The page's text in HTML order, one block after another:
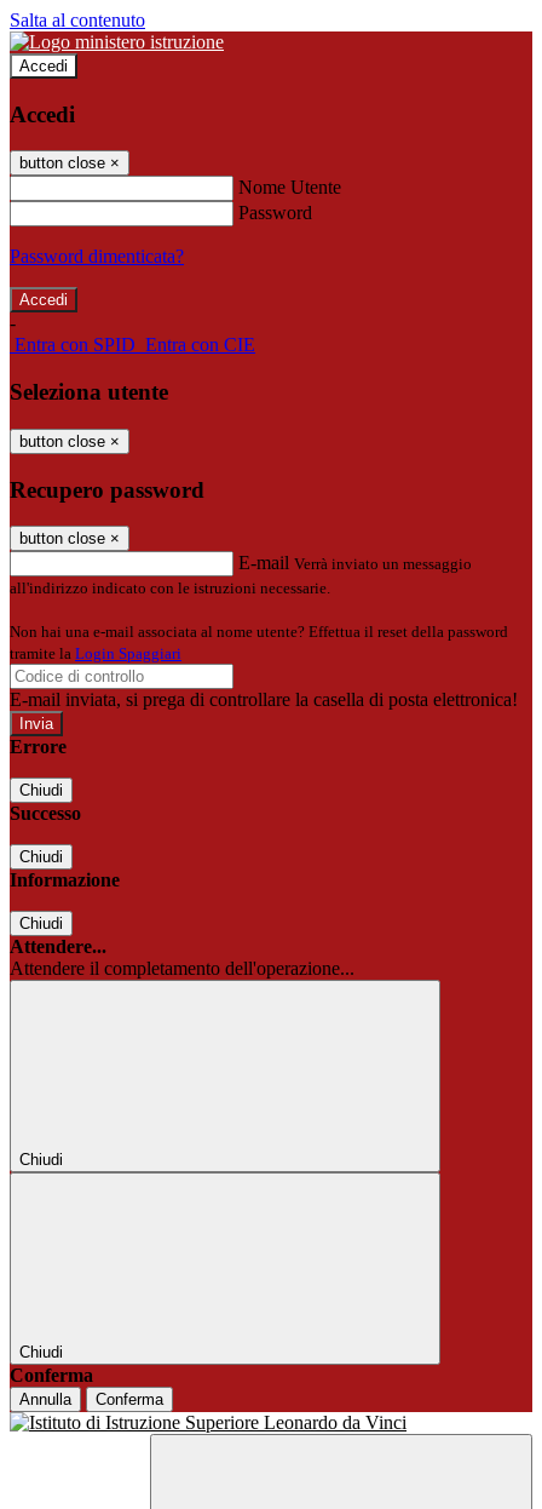
Salta al contenuto
Accedi
Accedi
button close ×
Nome Utente
Password
Password dimenticata?
-
Entra con SPID Entra con CIE
Seleziona utente
button close ×
Recupero password
button close ×
E-mail Verrà inviato un messaggio
all'indirizzo indicato con le istruzioni necessarie.
Non hai una e-mail associata al nome utente? Effettua il reset della password
tramite la Login Spaggiari
E-mail inviata, si prega di controllare la casella di posta elettronica!
Errore
Chiudi
Successo
Chiudi
Informazione
Chiudi
Attendere...
Attendere il completamento dell'operazione...
Chiudi
Chiudi
Conferma
Annulla Conferma